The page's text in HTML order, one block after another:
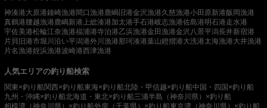
神湊港大原港鐘崎漁港間口漁港 鹿嶋旧港金沢漁港久慈漁港小田原新港飯岡漁港
真鶴港腰越漁港 鹿嶋新港 上総湊港加太港手石港岐志漁港佐島港明石港走水港
宇佐美港松輪江奈漁港福浦港寺泊港乙浜漁港金田漁港金沢八景平潟長井新宿港
片貝旧港市堀川沿い平潟港外川漁港那珂湊港葉山鐙摺港大洗港太海漁港大井漁港
片名漁港姪浜漁港波崎港西津漁港
人気エリアの釣り船検索
関東×釣り船関西×釣り船東海×釣り船北陸・甲信越×釣り船中国・四国×釣り船
九州・沖縄×釣り船北海道・東北×釣り船三浦半島（神奈川県）×釣り船
相模湾（神奈川県）×釣り船外房（千葉県）×釣り船東京湾（神奈川県）×釣り船